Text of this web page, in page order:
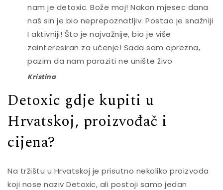
nam je detoxic. Bože moj! Nakon mjesec dana
naš sin je bio neprepoznatljiv. Postao je snažniji
I aktivniji! Što je najvažnije, bio je više
zainteresiran za učenje! Sada sam oprezna,
pazim da nam paraziti ne unište živo
Kristina
Detoxic gdje kupiti u
Hrvatskoj, proizvođač i
cijena?
Na tržištu u Hrvatskoj je prisutno nekoliko proizvoda
koji nose naziv Detoxic, ali postoji samo jedan